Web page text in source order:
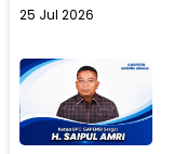
25 Jul 2026